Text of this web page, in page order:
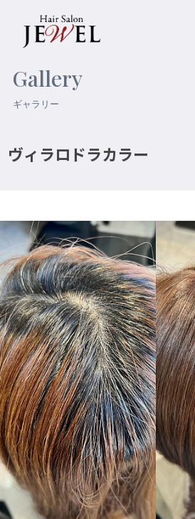
Gallery
ギャラリー
ヴィラロドラカラー